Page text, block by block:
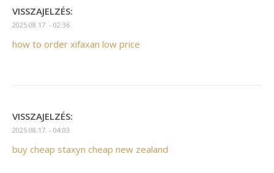
VISSZAJELZÉS:
2025.08.17. - 02:36
how to order xifaxan low price
VISSZAJELZÉS:
2025.08.17. - 04:03
buy cheap staxyn cheap new zealand